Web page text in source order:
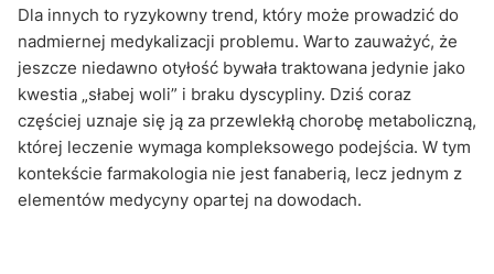
Dla innych to ryzykowny trend, który może prowadzić do
nadmiernej medykalizacji problemu. Warto zauważyć, że
jeszcze niedawno otyłość bywała traktowana jedynie jako
kwestia „słabej woli” i braku dyscypliny. Dziś coraz
częściej uznaje się ją za przewlekłą chorobę metaboliczną,
której leczenie wymaga kompleksowego podejścia. W tym
kontekście farmakologia nie jest fanaberią, lecz jednym z
elementów medycyny opartej na dowodach.